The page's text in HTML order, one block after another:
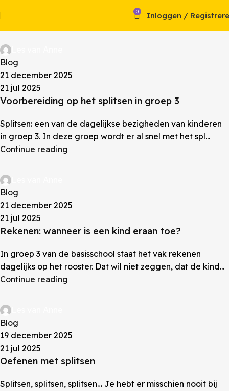
0 Inloggen /
Blog
21 december 2025
21 jul 2025
Voorbereiding op het splitsen in groep 3
Splitsen: een van de dagelijkse bezigheden van kinderen
in groep 3. In deze groep wordt er al snel met het spl...
Continue reading
Blog
21 december 2025
21 jul 2025
Rekenen: wanneer is een kind eraan toe?
In groep 3 van de basisschool staat het vak rekenen
dagelijks op het rooster. Dat wil niet zeggen, dat de kind...
Continue reading
Blog
19 december 2025
21 jul 2025
Oefenen met splitsen
Splitsen, splitsen, splitsen… Je hebt er misschien nooit bij